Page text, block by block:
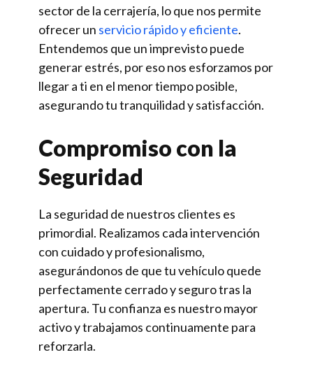
sector de la cerrajería, lo que nos permite
ofrecer un servicio rápido y eficiente.
Entendemos que un imprevisto puede
generar estrés, por eso nos esforzamos por
llegar a ti en el menor tiempo posible,
asegurando tu tranquilidad y satisfacción.
Compromiso con la
Seguridad
La seguridad de nuestros clientes es
primordial. Realizamos cada intervención
con cuidado y profesionalismo,
asegurándonos de que tu vehículo quede
perfectamente cerrado y seguro tras la
apertura. Tu confianza es nuestro mayor
activo y trabajamos continuamente para
reforzarla.